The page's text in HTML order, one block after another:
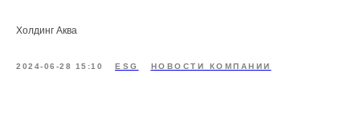
Холдинг Аква
2024-06-28 15:10 ESG НОВОСТИ КОМПАНИИ